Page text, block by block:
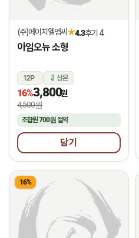
(주)에이치엘엠씨★4.3후기 4
아임오뉴 소형
12P 상온
16%3,800원
4,500원
조합원700원 절약
담기
16%